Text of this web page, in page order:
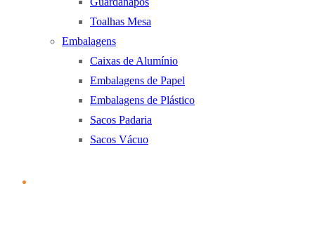
Toalhas Mesa
Embalagens
Caixas de Alumínio
Embalagens de Papel
Embalagens de Plástico
Sacos Padaria
Sacos Vácuo